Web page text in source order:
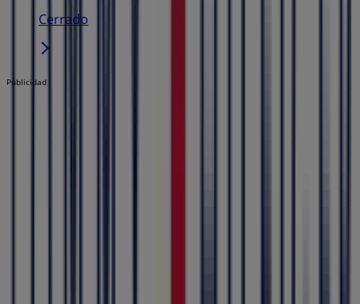
Cerrado
Publicidad